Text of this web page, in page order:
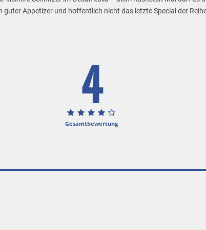
guter Appetizer und hoffentlich nicht das letzte Special der
4
Gesamtbewertung